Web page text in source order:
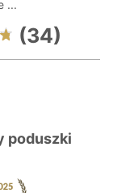
...
(34)
poduszki